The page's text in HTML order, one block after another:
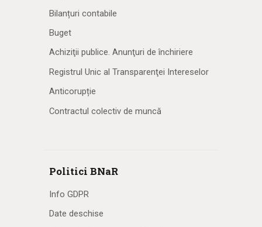
Bilanțuri contabile
Buget
Achiziţii publice. Anunţuri de închiriere
Registrul Unic al Transparenţei Intereselor
Anticorupție
Contractul colectiv de muncă
Politici BNaR
Info GDPR
Date deschise